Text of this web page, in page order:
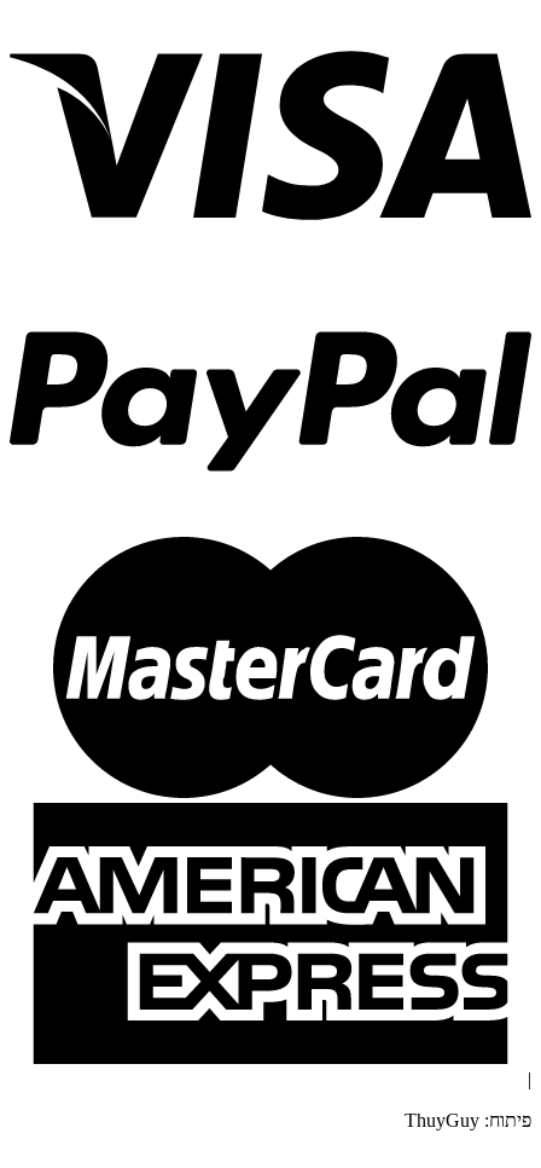
|
פיתוח: ThuyGuy